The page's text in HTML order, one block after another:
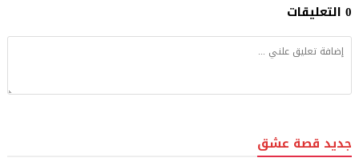
0 التعليقات
جديد قصة عشق